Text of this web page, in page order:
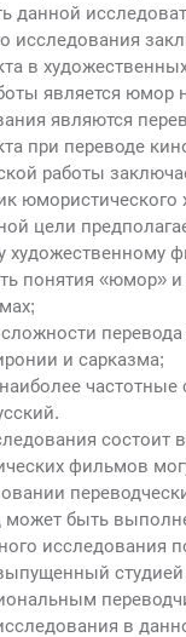
данной
исследования
в
является юмор
являются
при переводе
работы
цели
художественному
понятия «юмор»
и сарказма;
фильмов
может быть
исследования
в